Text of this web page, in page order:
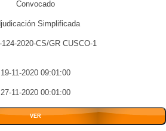
Convocado
Simplificada
2020-CS/GR CUSCO-1
19-11-2020 09:01:00
27-11-2020 00:01:00
VER